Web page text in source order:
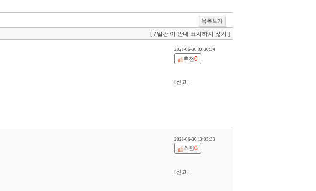
목록보기
[ 7일간 이 안내 표시하지 않기 ]
2026-06-30 09:30:34
추천0
[신고]
2026-06-30 13:05:33
추천0
[신고]